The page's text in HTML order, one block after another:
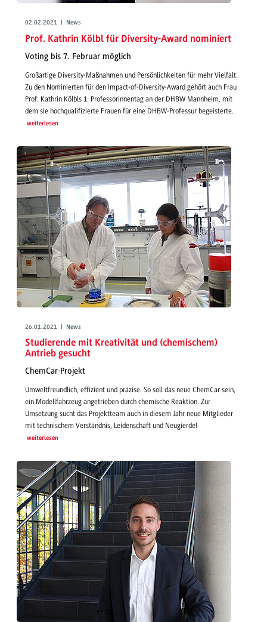
02.02.2021 | News
Prof. Kathrin Kölbl für Diversity-Award nominiert
Voting bis 7. Februar möglich
Großartige Diversity-Maßnahmen und Persönlichkeiten für mehr Vielfalt.
Zu den Nominierten für den Impact-of-Diversity-Award gehört auch Frau
Prof. Kathrin Kölbls 1. Professorinnentag an der DHBW Mannheim, mit
dem sie hochqualifizierte Frauen für eine DHBW-Professur begeisterte.
weiterlesen
26.01.2021 | News
Studierende mit Kreativität und (chemischem)
Antrieb gesucht
ChemCar-Projekt
Umweltfreundlich, effizient und präzise. So soll das neue ChemCar sein,
ein Modellfahrzeug angetrieben durch chemische Reaktion. Zur
Umsetzung sucht das Projektteam auch in diesem Jahr neue Mitglieder
mit technischem Verständnis, Leidenschaft und Neugierde!
weiterlesen